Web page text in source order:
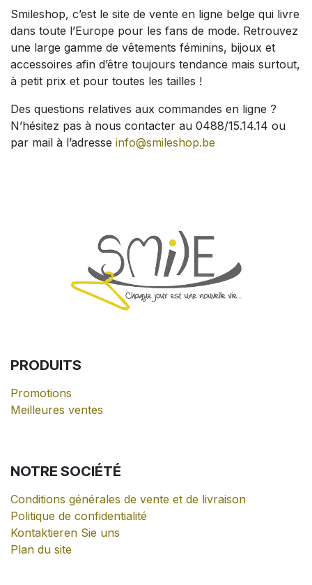
Smileshop, c’est le site de vente en ligne belge qui livre
dans toute l’Europe pour les fans de mode. Retrouvez
une large gamme de vêtements féminins, bijoux et
accessoires afin d’être toujours tendance mais surtout,
à petit prix et pour toutes les tailles !
Des questions relatives aux commandes en ligne ?
N’hésitez pas à nous contacter au 0488/15.14.14 ou
par mail à l’adresse info@smileshop.be
PRODUITS
Promotions
Meilleures ventes
NOTRE SOCIÉTÉ
Conditions générales de vente et de livraison
Politique de confidentialité
Kontaktieren Sie uns
Plan du site